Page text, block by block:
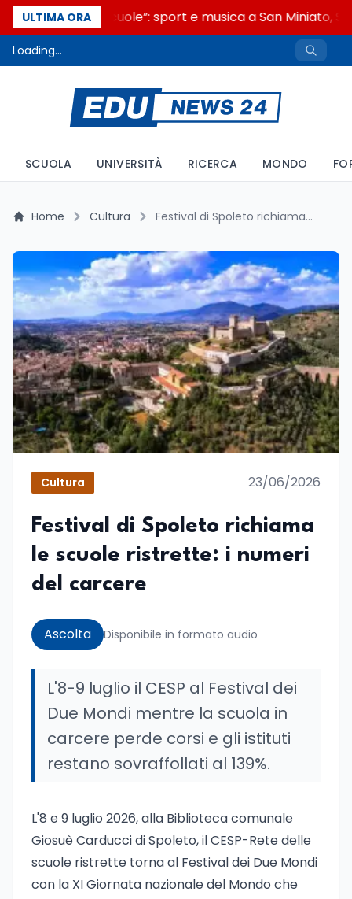
ULTIMA ORA
“Noi siamo le Scuole”: sport e musica a San Miniato,
Loading...
SCUOLA UNIVERSITÀ RICERCA MONDO
Home Cultura Festival di Spoleto richiama le scuole ristrette: i numeri del carcere
Cultura 23/06/2026
Festival di Spoleto richiama
le scuole ristrette: i numeri
del carcere
Ascolta Disponibile in formato audio
L'8-9 luglio il CESP al Festival dei
Due Mondi mentre la scuola in
carcere perde corsi e gli istituti
restano sovraffollati al 139%.
L'8 e 9 luglio 2026, alla Biblioteca comunale
Giosuè Carducci di Spoleto, il CESP-Rete delle
scuole ristrette torna al Festival dei Due Mondi
con la XI Giornata nazionale del Mondo che